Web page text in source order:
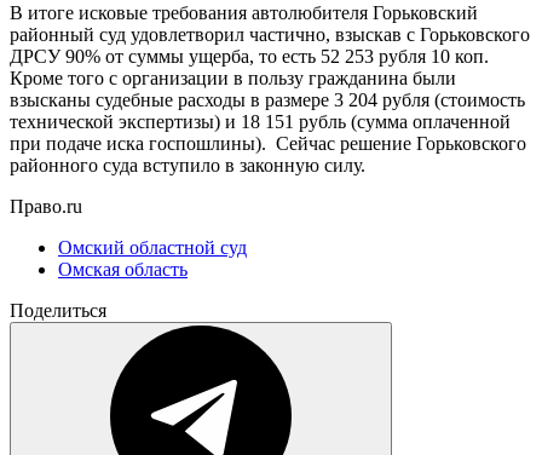
В итоге исковые требования автолюбителя Горьковский
районный суд удовлетворил частично, взыскав с Горьковского
ДРСУ 90% от суммы ущерба, то есть 52 253 рубля 10 коп.
Кроме того с организации в пользу гражданина были
взысканы судебные расходы в размере 3 204 рубля (стоимость
технической экспертизы) и 18 151 рубль (сумма оплаченной
при подаче иска госпошлины). Сейчас решение Горьковского
районного суда вступило в законную силу.
Право.ru
Омский областной суд
Омская область
Поделиться